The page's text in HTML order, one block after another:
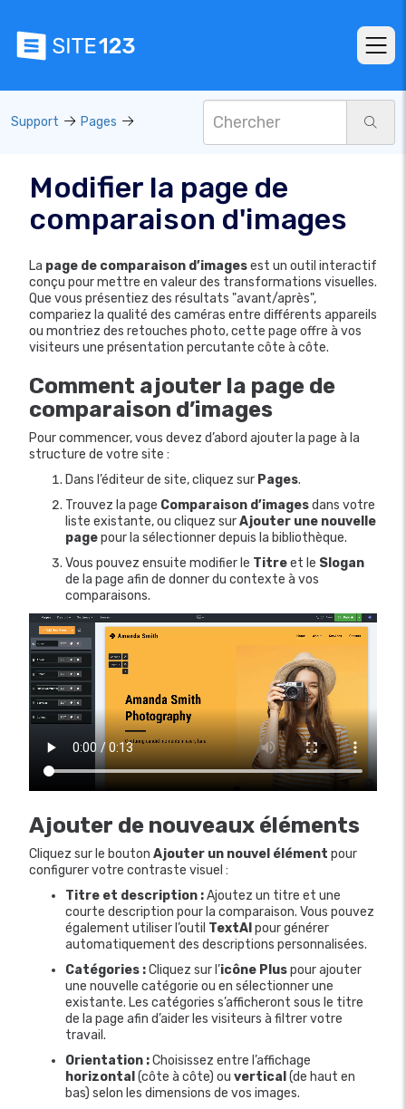
Support Pages
Modifier la page de
comparaison d'images
La page de comparaison d’imagesest un outil interactif
conçu pour mettre en valeur des transformations visuelles.
Que vous présentiez des résultats "avant/après",
compariez la qualité des caméras entre différents appareils
ou montriez des retouches photo, cette page offre à vos
visiteurs une présentation percutante côte à côte.
Comment ajouter la page de
comparaison d’images
Pour commencer, vous devez d’abord ajouter la page à la
structure de votre site :
Dans l’éditeur de site, cliquez sur Pages.
Trouvez la page Comparaison d’imagesdans votre
liste existante, ou cliquez surAjouter une nouvelle
pagepour la sélectionner depuis la bibliothèque.
Vous pouvez ensuite modifier le Titreet le Slogan
de la page afin de donner du contexte à vos
comparaisons.
Ajouter de nouveaux éléments
Cliquez sur le bouton Ajouter un nouvel élément pour
configurer votre contraste visuel :
Titre et description :Ajoutez un titre et une
courte description pour la comparaison. Vous pouvez
également utiliser l’outil TextAI pour générer
automatiquement des descriptions personnalisées.
Catégories :Cliquez sur l’icône Pluspour ajouter
une nouvelle catégorie ou en sélectionner une
existante. Les catégories s’afficheront sous le titre
de la page afin d’aider les visiteurs à filtrer votre
travail.
Orientation :Choisissez entre l’affichage
horizontal (côte à côte) ou vertical (de haut en
bas) selon les dimensions de vos images.